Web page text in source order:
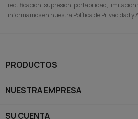
rectificación, supresión, portabilidad, limitación
informamos en nuestra Política de Privacidad y
PRODUCTOS
NUESTRA EMPRESA
SU CUENTA